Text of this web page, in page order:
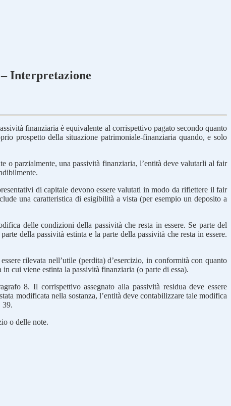
Interpretazione
finanziaria è equivalente al corrispettivo pagato secondo quanto
prospetto della situazione patrimoniale-finanziaria quando, e solo
o parzialmente, una passività finanziaria, l’entità deve valutarli al fair
di capitale devono essere valutati in modo da riflettere il fair
una caratteristica di esigibilità a vista (per esempio un deposito a
delle condizioni della passività che resta in essere. Se parte del
della passività estinta e la parte della passività che resta in essere.
rilevata nell’utile (perdita) d’esercizio, in conformità con quanto
cui viene estinta la passività finanziaria (o parte di essa).
8. Il corrispettivo assegnato alla passività residua deve essere
modificata nella sostanza, l’entità deve contabilizzare tale modifica
39.
o delle note.